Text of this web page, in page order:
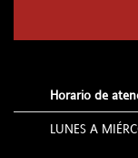
Horario de
LUNES A